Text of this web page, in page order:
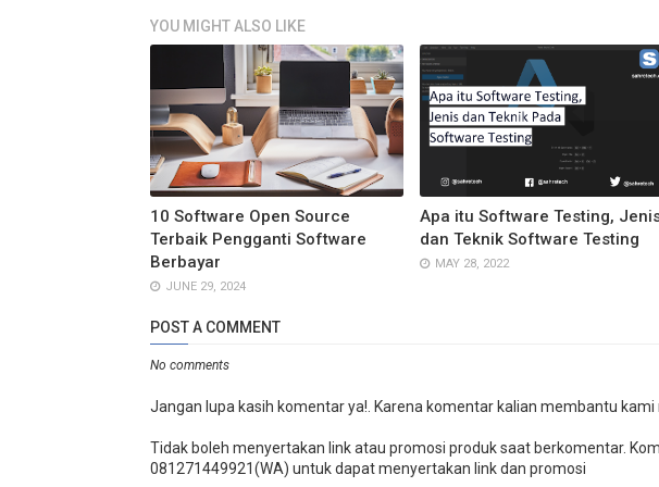
YOU MIGHT ALSO LIKE
10 Software Open Source
Terbaik Pengganti Software
Berbayar
JUNE 29, 2024
Apa itu Software Testing,
dan Teknik Software Testing
MAY 28, 2022
POST A COMMENT
No comments
Jangan lupa kasih komentar ya!. Karena komentar kalian membantu
Tidak boleh menyertakan link atau promosi produk saat berkomentar.
081271449921(WA) untuk dapat menyertakan link dan promosi